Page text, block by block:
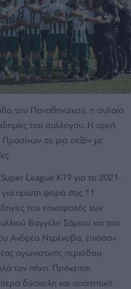
του Παναθηναϊκού, η αυλαία
του συλλογου. Η αρχή
Πρασίνων σε μια σεζόν με
League Κ19 για το 2021-
πρώτη φορά στις 11
του επικεφαλής των
Βαγγέλη Σάμιου και του
Ανδρέα Ντρένοβα, έπιασαν
αγωνιστικής περιόδου
τον πήχη. Πρόκειται
δύσκολη και απαιτητική